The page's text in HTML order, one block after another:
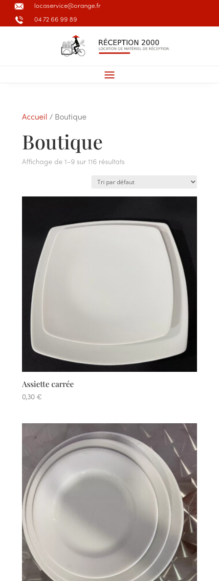
locaservice@orange.fr
04 72 66 99 89
Accueil / Boutique
Boutique
Affichage de 1–9 sur 116 résultats
Assiette carrée
0,30 €